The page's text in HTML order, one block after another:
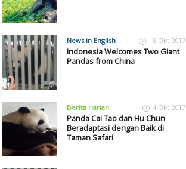
News in English 18 Okt 2017
Indonesia Welcomes Two Giant
Pandas from China
Berita Harian 4 Okt 2017
Panda Cai Tao dan Hu Chun
Beradaptasi dengan Baik di
Taman Safari